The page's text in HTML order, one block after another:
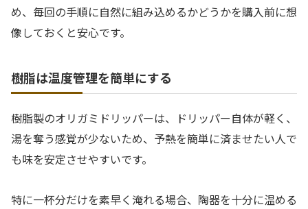
め、毎回の手順に自然に組み込めるかどうかを購入前に想
像しておくと安心です。
樹脂は温度管理を簡単にする
樹脂製のオリガミドリッパーは、ドリッパー自体が軽く、
湯を奪う感覚が少ないため、予熱を簡単に済ませたい人で
も味を安定させやすいです。
特に一杯分だけを素早く淹れる場合、陶器を十分に温める